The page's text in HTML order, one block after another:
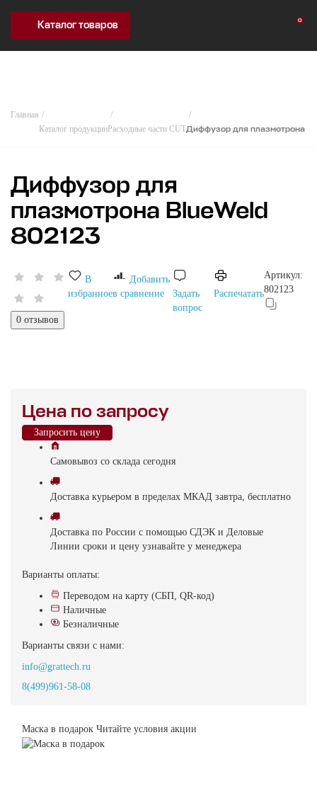
Каталог товаров
0
Главная
Каталог продукции Расходные части CUTДиффузор для плазмотрона
Диффузор для
плазмотрона BlueWeld
802123
0 отзывов
В
избранное
Добавить
в сравнение
Задать
вопрос
Распечатать
Артикул:
802123
Цена по запросу
Запросить цену
Самовывоз со склада cегодня
Доставка курьером в пределах МКАД завтра, бесплатно
Доставка по России с помощью СДЭК и Деловые
Линии сроки и цену узнавайте у менеджера
Варианты оплаты:
Переводом на карту (СБП, QR-код)
Наличные
Безналичные
Варианты связи с нами:
info@grattech.ru
8(499)961-58-08
Маска в подарок Читайте условия акции